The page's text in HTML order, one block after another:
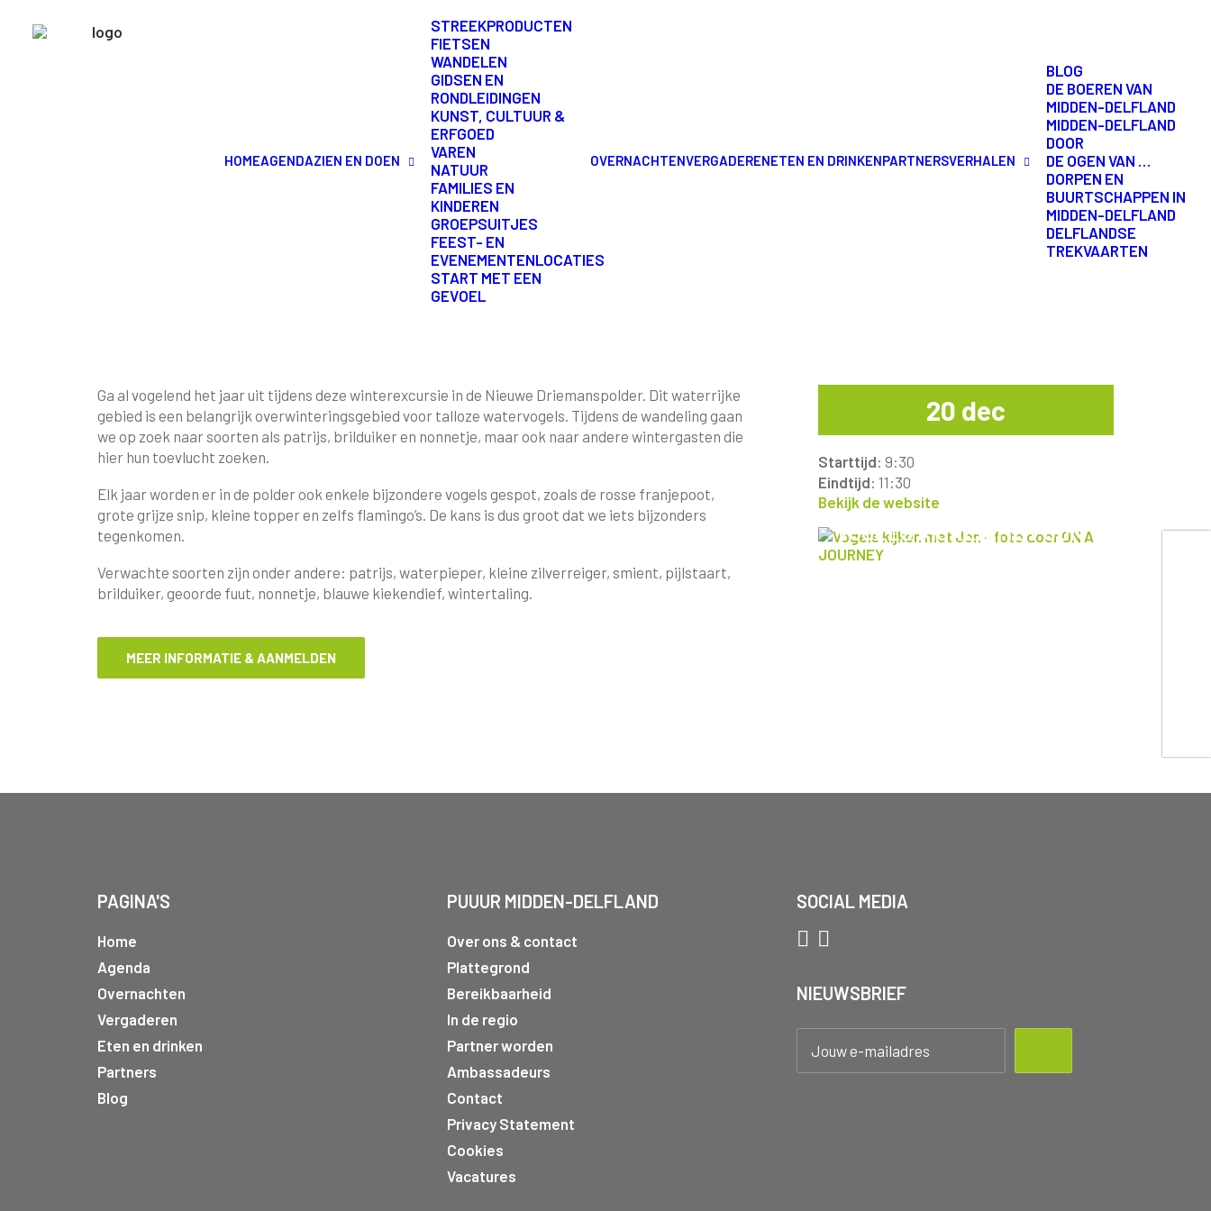
HOMEAGENDAZIEN EN DOEN
STREEKPRODUCTEN
FIETSEN
WANDELEN
GIDSEN EN
RONDLEIDINGEN
KUNST, CULTUUR &
ERFGOED
VAREN
NATUUR
FAMILIES EN
KINDEREN
GROEPSUITJES
FEEST- EN
EVENEMENTENLOCATIES
START MET EEN
GEVOEL
OVERNACHTENVERGADERENETEN EN DRINKENPARTNERSVERHALEN
BLOG
DE BOEREN VAN
MIDDEN-DELFLAND
MIDDEN-DELFLAND
DOOR
DE OGEN VAN …
DORPEN EN
BUURTSCHAPPEN IN
MIDDEN-DELFLAND
DELFLANDSE
TREKVAARTEN
EXCURSIE: WINTERGASTEN IN DE NIEUWE
DRIEMANSPOLDER
DIT EVENEMENT HEEFT REEDS PLAATSGEVONDEN.
Ga al vogelend het jaar uit tijdens deze winterexcursie in de Nieuwe Driemanspolder. Dit waterrijke
gebied is een belangrijk overwinteringsgebied voor talloze watervogels. Tijdens de wandeling gaan
we op zoek naar soorten als patrijs, brilduiker en nonnetje, maar ook naar andere wintergasten die
hier hun toevlucht zoeken.
Elk jaar worden er in de polder ook enkele bijzondere vogels gespot, zoals de rosse franjepoot,
grote grijze snip, kleine topper en zelfs flamingo’s. De kans is dus groot dat we iets bijzonders
tegenkomen.
Verwachte soorten zijn onder andere: patrijs, waterpieper, kleine zilverreiger, smient, pijlstaart,
brilduiker, geoorde fuut, nonnetje, blauwe kiekendief, wintertaling.
MEER INFORMATIE & AANMELDEN
20 dec
Starttijd: 9:30
Eindtijd: 11:30
Bekijk de website
VOGELS KIJKEN MET JON
PAGINA'S
Home
Agenda
Overnachten
Vergaderen
Eten en drinken
Partners
Blog
PUUUR MIDDEN-DELFLAND
Over ons & contact
Plattegrond
Bereikbaarheid
In de regio
Partner worden
Ambassadeurs
Contact
Privacy Statement
Cookies
Vacatures
SOCIAL MEDIA
NIEUWSBRIEF